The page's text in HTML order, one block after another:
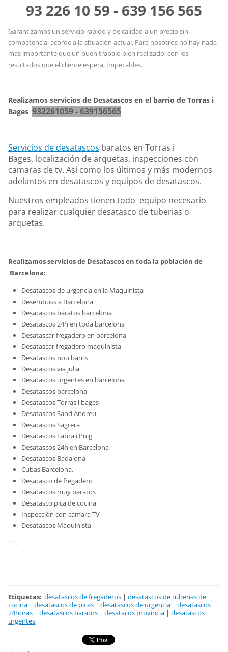
93 226 10 59 - 639 156 565
Garantizamos un servicio rápido y de calidad a un precio sin
competencia, acorde a la situación actual. Para nosotros no hay nada
mas importante que un buen trabajo bien realizado, con los
resultados que el cliente espera, Impecables.
Realizamos servicios de Desatascos en el barrio de Torras i
Bages 932261059 - 639156565
Servicios de desatascos baratos en Torras i
Bages, localización de arquetas, inspecciones con
camaras de tv. Así como los últimos y más modernos
adelantos en desatascos y equipos de desatascos.
Nuestros empleados tienen todo equipo necesario
para realizar cualquier desatasco de tuberias o
arquetas.
Realizamos servicios de Desatascos en toda la población de
Barcelona:
Desatascos de urgencia en la Maquinista
Desembuss a Barcelona
Desatascos baratos barcelona
Desatascos 24h en toda barcelona
Desatascar fregadero en barcelona
Desatascar fregadero maquinista
Desatascos nou barris
Desatascos via julia
Desatascos urgentes en barcelona
Desatascos barcelona
Desatascos Torras i bages
Desatascos Sand Andreu
Desatascos Sagrera
Desatascos Fabra i Puig
Desatascos 24h en Barcelona
Desatascos Badalona
Cubas Barcelona.
Desatasco de fregadero
Desatascos muy baratos
Desatasco pica de cocina
Inspección con cámara TV
Desatascos Maquinista
Etiquetas: desatascos de fregaderos | desatascos de tuberias de
cocina | desatascos de picas | desatascos de urgencia | desatascos
24horas | desatascos baratos | desatacos provincia | desatascos
urgentes